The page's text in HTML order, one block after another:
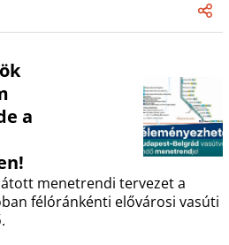
a
menetrendi tervezet a
félóránkénti elővárosi vasúti